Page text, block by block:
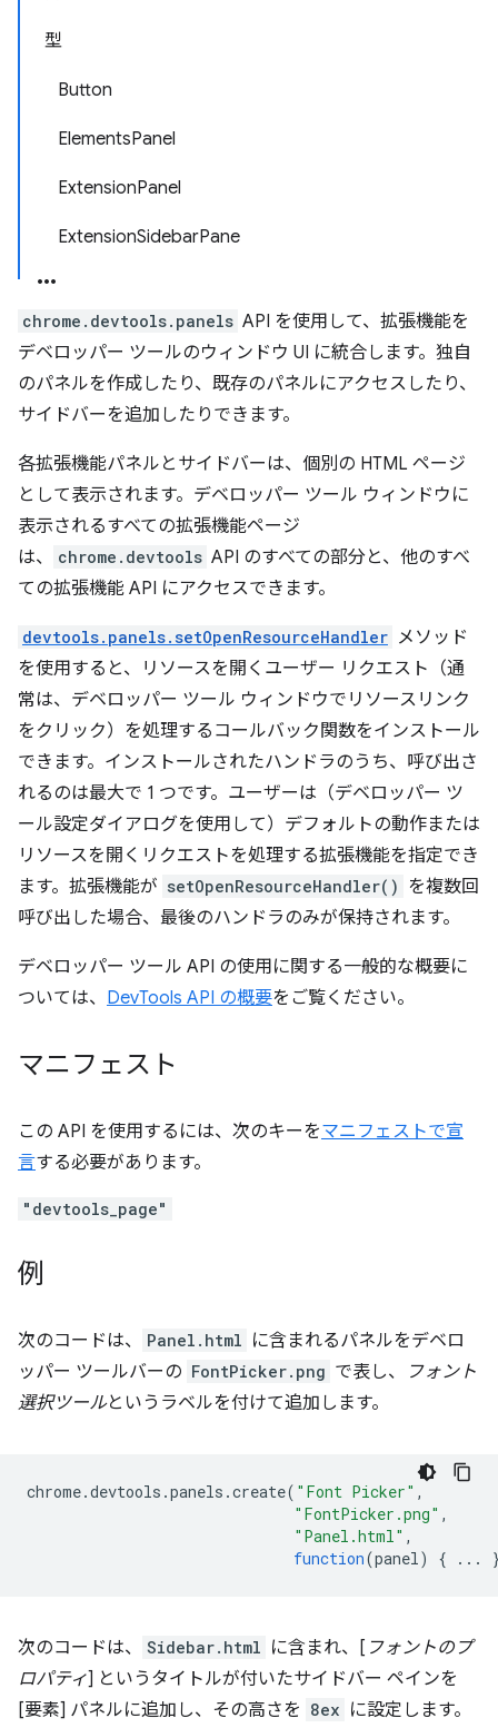
型
Button
ElementsPanel
ExtensionPanel
ExtensionSidebarPane
chrome.devtools.panels API を使用して、拡張機能を
デベロッパー ツールのウィンドウ UI に統合します。独自
のパネルを作成したり、既存のパネルにアクセスしたり、
サイドバーを追加したりできます。
各拡張機能パネルとサイドバーは、個別の HTML ページ
として表示されます。デベロッパー ツール ウィンドウに
表示されるすべての拡張機能ページ
は、
chrome.devtools API のすべての部分と、他のすべ
ての拡張機能 API にアクセスできます。
devtools.panels.setOpenResourceHandler メソッド
を使用すると、リソースを開くユーザー リクエスト（通
常は、デベロッパー ツール ウィンドウでリソースリンク
をクリック）を処理するコールバック関数をインストール
できます。インストールされたハンドラのうち、呼び出さ
れるのは最大で 1 つです。ユーザーは（デベロッパー ツ
ール設定ダイアログを使用して）デフォルトの動作または
リソースを開くリクエストを処理する拡張機能を指定でき
ます。拡張機能が setOpenResourceHandler() を複数回
呼び出した場合、最後のハンドラのみが保持されます。
デベロッパー ツール API の使用に関する一般的な概要に
ついては、 DevTools API の概要をご覧ください。
マニフェスト
この API を使用するには、次のキーをマニフェストで宣
言する必要があります。
"devtools_page"
例
次のコードは、 Panel.html に含まれるパネルをデベロ
ッパー ツールバーの FontPicker.png で表し、
フォント
選択ツールというラベルを付けて追加します。
chrome.devtools .panels .create( "Font Picker" ,
"FontPicker.png" ,
"Panel.html" ,
function(panel) { ...
次のコードは、 Sidebar.html に含まれ、[ フォントのプ
ロパティ] というタイトルが付いたサイドバー ペインを
[要素] パネルに追加し、その高さを 8ex に設定します。